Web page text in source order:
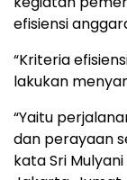
efisiensi
“Kriteria
lakukan
“Yaitu
dan perayaan
kata Sri